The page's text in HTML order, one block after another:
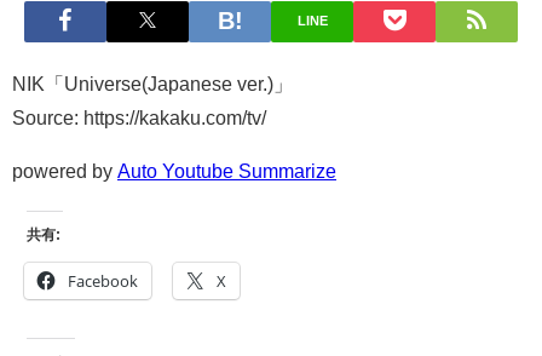
LINE
NIK「Universe(Japanese ver.)」
Source: https://kakaku.com/tv/
powered by Auto Youtube Summarize
共有:
Facebook X